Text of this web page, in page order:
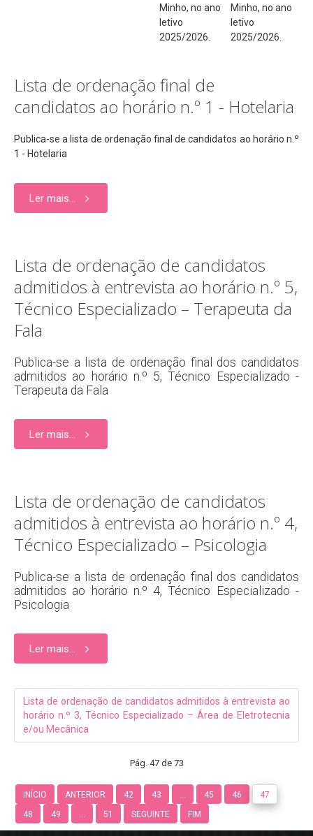
Minho, no ano
letivo
2025/2026.
Minho, no ano
letivo
2025/2026.
Lista de ordenação final de
candidatos ao horário n.º 1 - Hotelaria
Publica-se a lista de ordenação final de candidatos ao horário n.º
1 - Hotelaria
Ler mais...
Lista de ordenação de candidatos
admitidos à entrevista ao horário n.º 5,
Técnico Especializado – Terapeuta da
Fala
Publica-se a lista de ordenação final dos candidatos
admitidos ao horário n.º 5, Técnico Especializado -
Terapeuta da Fala
Ler mais...
Lista de ordenação de candidatos
admitidos à entrevista ao horário n.º 4,
Técnico Especializado – Psicologia
Publica-se a lista de ordenação final dos candidatos
admitidos ao horário n.º 4, Técnico Especializado -
Psicologia
Ler mais...
Lista de ordenação de candidatos admitidos à entrevista ao
horário n.º 3, Técnico Especializado – Área de Eletrotecnia
e/ou Mecânica
Pág. 47 de 73
INÍCIO ANTERIOR 42 43 ... 45 46
47
48
49 ... 51 SEGUINTE FIM